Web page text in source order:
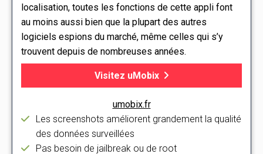
localisation, toutes les fonctions de cette appli font
au moins aussi bien que la plupart des autres
logiciels espions du marché, même celles qui s’y
trouvent depuis de nombreuses années.
Visitez uMobix
umobix.fr
Les screenshots améliorent grandement la qualité
des données surveillées
Pas besoin de jailbreak ou de root